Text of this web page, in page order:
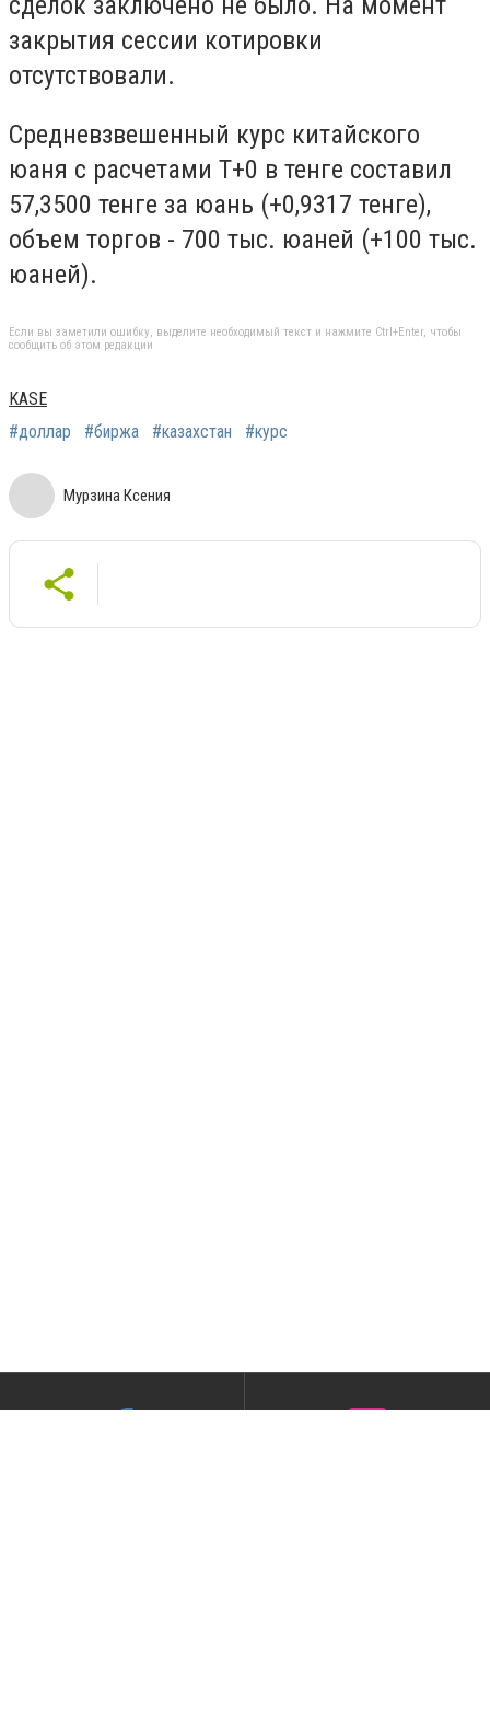
закрытия сессии котировки
отсутствовали.
Средневзвешенный курс китайского
юаня с расчетами T+0 в тенге составил
57,3500 тенге за юань (+0,9317 тенге),
объем торгов - 700 тыс. юаней (+100 тыс.
юаней).
Если вы заметили ошибку, выделите необходимый текст и нажмите Ctrl+Enter, чтобы
сообщить об этом редакции
KASE
#доллар
#биржа #казахстан #курс
Мурзина Ксения